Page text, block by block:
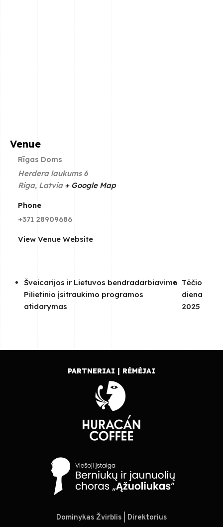
Venue
Rīgas Doms
Herdera laukums 6
Riga, Latvia + Google Map
Phone
+371 28909686
View Venue Website
Šveicarijos ir Lietuvos bendradarbiavimo
Pilietinio įsitraukimo programos
atidarymas
Tėčio
diena
2025
PARTNERIAI | RĖMĖJAI
Dominykas Žvirblis | Direktorius